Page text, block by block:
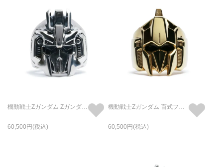
機動戦士Zガンダム Zガンダムフェイスリング / 指輪
60,500
機動戦士Zガンダム 百式フェイスリング / 指輪
60,500